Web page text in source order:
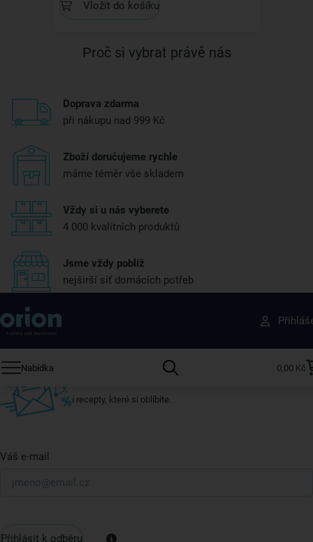
Vložit do košíku
Proč si vybrat právě nás
Doprava zdarma
při nákupu nad 999 Kč
Zboží doručujeme rychle
máme téměr vše skladem
Vždy si u nás vyberete
4 000 kvalitních produktů
Jsme vždy poblíž
nejširší síť domácích potřeb
Nabídka 0,00 Kč
Získejte rady, recepty a tipy na slevy dřív než
ostatní
Přihlaste se k odběru našeho newsletteru.
i recepty, které si oblíbíte.
Váš e-mail
Přihlásit k odběru